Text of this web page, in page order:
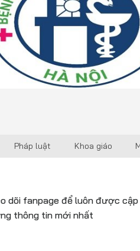
Pháp luật Khoa giáo
dõi fanpage để luôn được
thông tin mới nhất